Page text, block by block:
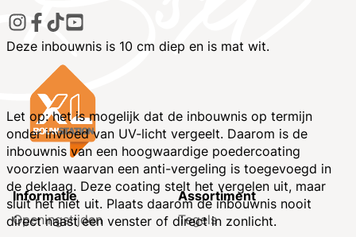
Deze inbouwnis is 10 cm diep en is mat wit.
Let op: het is mogelijk dat de inbouwnis op termijn
onder invloed van UV-licht vergeelt. Daarom is de
inbouwnis van een hoogwaardige poedercoating
voorzien waarvan een anti-vergeling is toegevoegd in
de deklaag. Deze coating stelt het vergelen uit, maar
sluit het niet uit. Plaats daarom de inbouwnis nooit
direct naast een venster of direct in zonlicht.
Informatie
Openingstijden
Assortiment
Tegels